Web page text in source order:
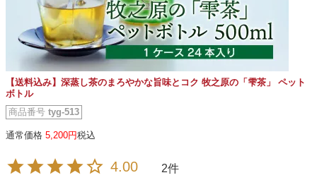
【送料込み】深蒸し茶のまろやかな旨味とコク 牧之原の「雫茶」 ペット
ボトル
商品番号 tyg-513
通常価格 5,200 税込
4.00 2